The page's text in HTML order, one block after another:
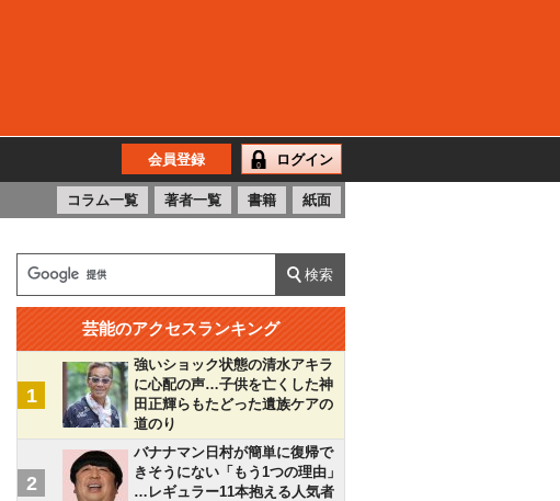
会員登録 ログイン
コラム一覧 著者一覧 書籍 紙面
芸能のアクセスランキング
1
強いショック状態の清水アキラ
に心配の声…子供を亡くした神
田正輝らもたどった遺族ケアの
道のり
2
バナナマン日村が簡単に復帰で
きそうにない「もう1つの理由」
…レギュラー11本抱える人気者